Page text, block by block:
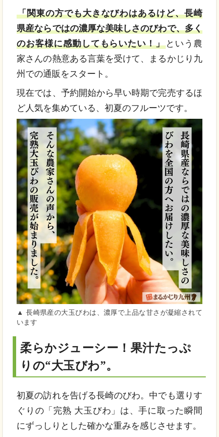
「関東の方でも大きなびわはあるけど、長崎
県産ならではの濃厚な美味しさのびわで、多く
のお客様に感動してもらいたい！」 という農
家さんの熱意ある言葉を受けて、まるかじり九
州での通販をスタート。
現在では、予約開始から早い時期で完売するほ
ど人気を集めている、初夏のフルーツです。
▲ 長崎県産の大玉びわは、濃厚で上品な甘さが凝縮されて
います
柔らかジューシー！果汁たっぷ
りの“大玉びわ”。
初夏の訪れを告げる長崎のびわ。中でも選りす
ぐりの「完熟 大玉びわ」は、手に取った瞬間
にずっしりとした確かな重みを感じさせます。